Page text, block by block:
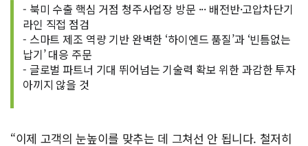
- 북미 수출 핵심 거점 청주사업장 방문 ··· 배전반·고압차단기
라인 직접 점검
- 스마트 제조 역량 기반 완벽한 ‘하이엔드 품질’과 ‘빈틈없는
납기’ 대응 주문
- 글로벌 파트너 기대 뛰어넘는 기술력 확보 위한 과감한 투자
아끼지 않을 것
“이제 고객의 눈높이를 맞추는 데 그쳐선 안 됩니다. 철저히